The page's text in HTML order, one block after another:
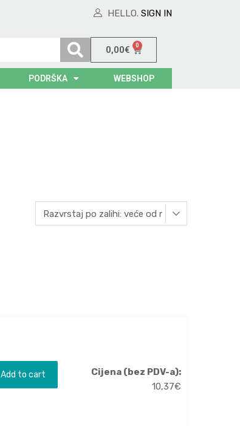
HELLO. SIGN IN
0,00€ 0
PODRŠKA WEBSHOP
Add to cart
Cijena (bez PDV-a):
10,37€